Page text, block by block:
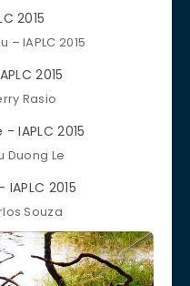
– IAPLC 2015
Rasio
Duong Le
Souza